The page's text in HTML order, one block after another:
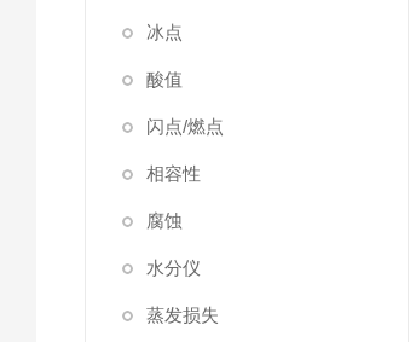
冰点
酸值
闪点/燃点
相容性
腐蚀
水分仪
蒸发损失